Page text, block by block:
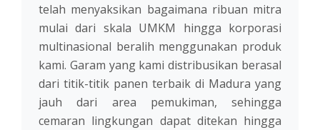
telah menyaksikan bagaimana ribuan mitra
mulai dari skala UMKM hingga korporasi
multinasional beralih menggunakan produk
kami. Garam yang kami distribusikan berasal
dari titik-titik panen terbaik di Madura yang
jauh dari area pemukiman, sehingga
cemaran lingkungan dapat ditekan hingga